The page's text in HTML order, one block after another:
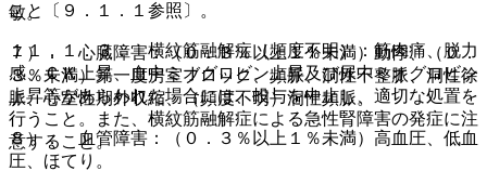
敏。
７）． 心臓障害：（０．３％以上１％未満）動悸、（０．
３％未満）第一度房室ブロック、頻脈、洞性不整脈、洞性徐
脈、心室性期外収縮、（頻度不明）洞性頻脈。
８）． 血管障害：（０．３％以上１％未満）高血圧、低血
圧、ほてり。
こと〔９．１．１参照〕。
１１．１．３． 横紋筋融解症（頻度不明）：筋肉痛、脱力
感、ＣＫ上昇、血中ミオグロビン上昇及び尿中ミオグロビン
上昇等があらわれた場合には、投与を中止し、適切な処置を
行うこと。また、横紋筋融解症による急性腎障害の発症に注
意すること。